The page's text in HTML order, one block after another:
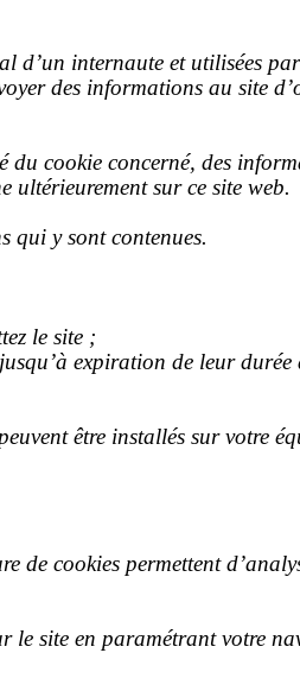
d’un internaute et utilisées
des informations au site
cookie concerné, des
ultérieurement sur ce site web.
qui y sont contenues.
le site ;
expiration de leur
être installés sur votre
de cookies permettent
le site en paramétrant votre